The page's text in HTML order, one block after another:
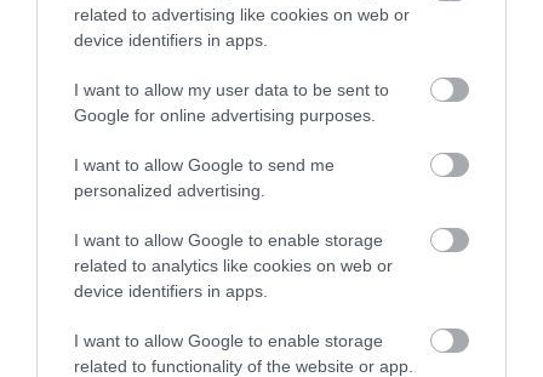
related to advertising like cookies on web or
device identifiers in apps.
I want to allow my user data to be sent to
Google for online advertising purposes.
I want to allow Google to send me
personalized advertising.
I want to allow Google to enable storage
related to analytics like cookies on web or
device identifiers in apps.
I want to allow Google to enable storage
related to functionality of the website or app.
10.08.2026 | 10:00
Βόρεια Εύβοια
10.08.2026 | 09:40
Εορτολόγιο: Ποιοι γιορτάζουν
10.08.2026 | 09:20
Αύγουστος στην
Εύβοια: Τι θα γίνει
αυτού χωριού
Η Λίμνη Ευβοίας
γίνεται σημείο
γεύσεων της Στερεάς